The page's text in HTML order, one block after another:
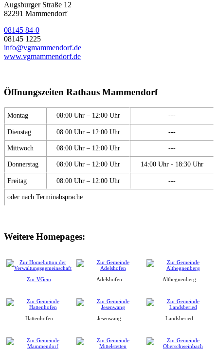
Augsburger Straße 12
82291 Mammendorf
08145 84-0
08145 1225
info@vgmammendorf.de
www.vgmammendorf.de
Öffnungszeiten Rathaus Mammendorf
Montag 08:00 Uhr – 12:00 Uhr ---
Dienstag 08:00 Uhr – 12:00 Uhr ---
Mittwoch 08:00 Uhr – 12:00 Uhr ---
Donnerstag 08:00 Uhr – 12:00 Uhr 14:00 Uhr - 18:30 Uhr
Freitag 08:00 Uhr – 12:00 Uhr ---
oder nach Terminabsprache
Weitere Homepages:
Zur VGem Adelshofen Althegnenberg
Hattenhofen Jesenwang Landsberied